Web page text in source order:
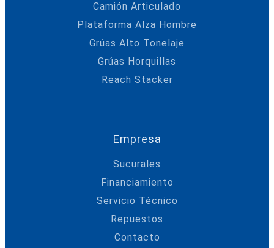
Camión Articulado
Plataforma Alza Hombre
Grúas Alto Tonelaje
Grúas Horquillas
Reach Stacker
Empresa
Sucurales
Financiamiento
Servicio Técnico
Repuestos
Contacto